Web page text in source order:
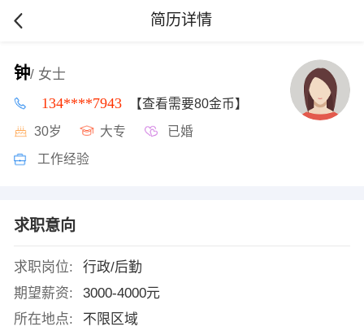
简历详情
钟/ 女士
134****7943 【查看需要80金币】
30岁 大专 已婚
工作经验
求职意向
求职岗位:
行政/后勤
期望薪资:
3000-4000元
所在地点:
不限区域